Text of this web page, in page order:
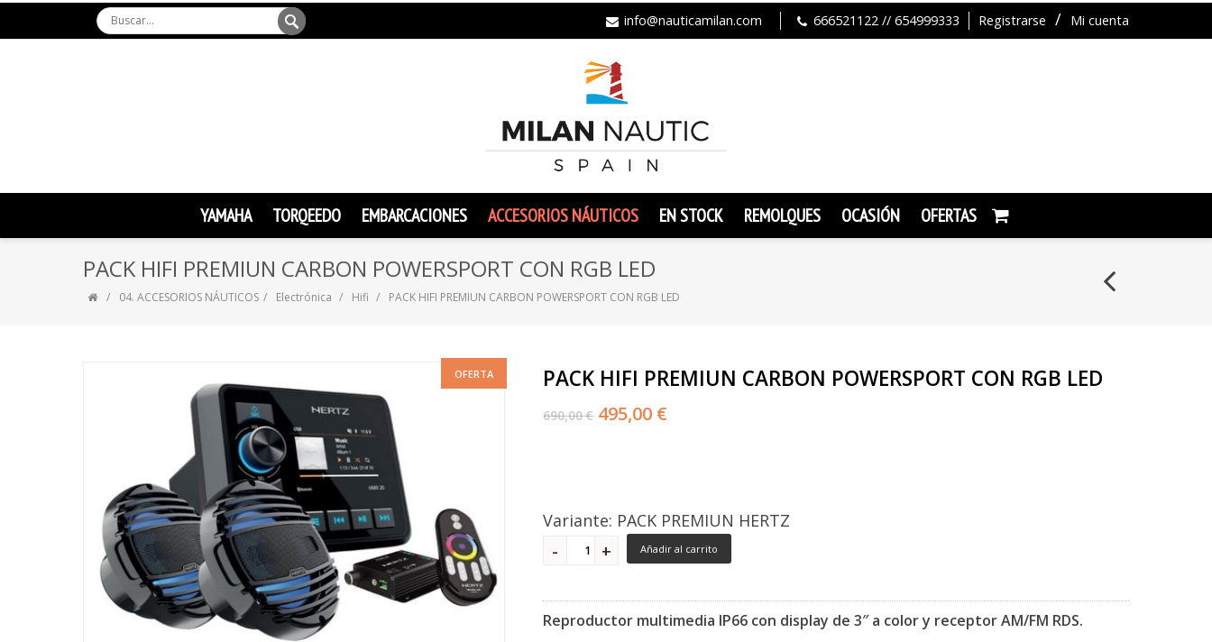
Registrarse Mi cuenta
info@nauticamilan.com 666521122 // 654999333
YAMAHA TORQEEDO EMBARCACIONES ACCESORIOS NÁUTICOS EN STOCK REMOLQUES OCASIÓN OFERTAS
PACK HIFI PREMIUN CARBON POWERSPORT CON RGB LED
04. ACCESORIOS NÁUTICOS Electrónica Hifi PACK HIFI PREMIUN CARBON POWERSPORT CON RGB LED
OFERTA PACK HIFI PREMIUN CARBON POWERSPORT CON RGB LED
690,00 € 495,00 €
Variante: PACK PREMIUN HERTZ
Añadir al carrito
Reproductor multimedia IP66 con display de 3″ a color y receptor AM/FM RDS.